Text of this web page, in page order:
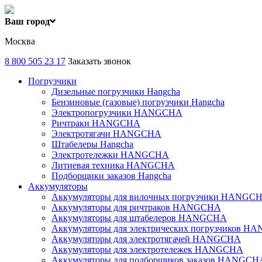
Ваш город
Москва
8 800 505 23 17 Заказать звонок
Погрузчики
Дизельные погрузчики Hangcha
Бензиновые (газовые) погрузчики Hangcha
Электропогрузчики HANGCHA
Ричтраки HANGCHA
Электротягачи HANGCHA
Штабелеры Hangcha
Электротележки HANGCHA
Литиевая техника HANGCHA
Подборщики заказов Hangcha
Аккумуляторы
Аккумуляторы для вилочных погрузчики
Аккумуляторы для ричтраков HANGCHA
Аккумуляторы для штабелеров HANGCHA
Аккумуляторы для электрических погрузчиков
Аккумуляторы для электротягачей HANGCHA
Аккумуляторы для электротележек HANGCHA
Аккумуляторы для подборщиков заказов